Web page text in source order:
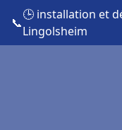
📞
🕒 installation et
Lingolsheim